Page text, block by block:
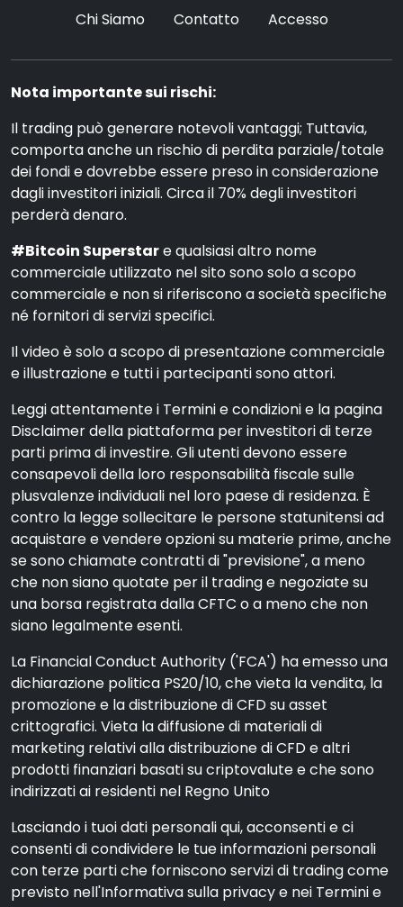
Chi Siamo Contatto Accesso
Nota importante sui rischi:
Il trading può generare notevoli vantaggi; Tuttavia,
comporta anche un rischio di perdita parziale/totale
dei fondi e dovrebbe essere preso in considerazione
dagli investitori iniziali. Circa il 70% degli investitori
perderà denaro.
#Bitcoin Superstare qualsiasi altro nome
commerciale utilizzato nel sito sono solo a scopo
commerciale e non si riferiscono a società specifiche
né fornitori di servizi specifici.
Il video è solo a scopo di presentazione commerciale
e illustrazione e tutti i partecipanti sono attori.
Leggi attentamente i Termini e condizioni e la pagina
Disclaimer della piattaforma per investitori di terze
parti prima di investire. Gli utenti devono essere
consapevoli della loro responsabilità fiscale sulle
plusvalenze individuali nel loro paese di residenza. È
contro la legge sollecitare le persone statunitensi ad
acquistare e vendere opzioni su materie prime, anche
se sono chiamate contratti di "previsione", a meno
che non siano quotate per il trading e negoziate su
una borsa registrata dalla CFTC o a meno che non
siano legalmente esenti.
La Financial Conduct Authority ('FCA') ha emesso una
dichiarazione politica PS20/10, che vieta la vendita, la
promozione e la distribuzione di CFD su asset
crittografici. Vieta la diffusione di materiali di
marketing relativi alla distribuzione di CFD e altri
prodotti finanziari basati su criptovalute e che sono
indirizzati ai residenti nel Regno Unito
Lasciando i tuoi dati personali qui, acconsenti e ci
consenti di condividere le tue informazioni personali
con terze parti che forniscono servizi di trading come
previsto nell'Informativa sulla privacy e nei Termini e